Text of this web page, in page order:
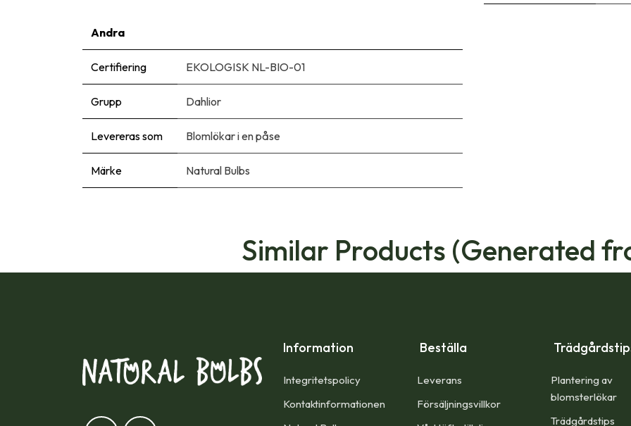
Andra
Certifiering EKOLOGISK NL-BIO-01
Grupp Dahlior
Levereras som Blomlökar i en påse
Märke Natural Bulbs
Similar Products (Generated
Information
Integritetspolicy
Kontaktinformationen
Beställa
Leverans
Försäljningsvillkor
Plantering av
blomsterlökar
Trädgårdstips